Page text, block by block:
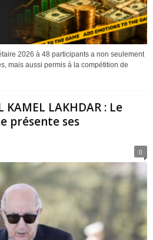
2026 à 48 participants a non seulement
mais aussi permis à la compétition de
KAMEL LAKHDAR : Le
présente ses
0